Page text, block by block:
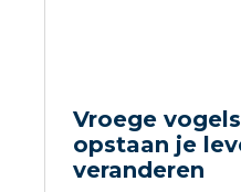
Vroege
opstaan je
veranderen